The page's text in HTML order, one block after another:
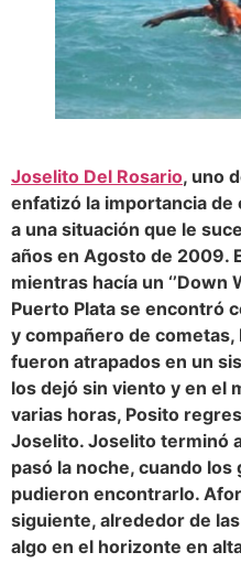
Joselito Del Rosario, uno
enfatizó la importancia
a una situación que le
años en Agosto de 2009.
mientras hacía un ‘’Down
Puerto Plata se encontró
y compañero de
fueron atrapados en un
los dejó sin viento y en el
varias horas, Posito
Joselito. Joselito terminó
pasó la noche, cuando
pudieron encontrarlo.
siguiente, alrededor de
algo en el horizonte en